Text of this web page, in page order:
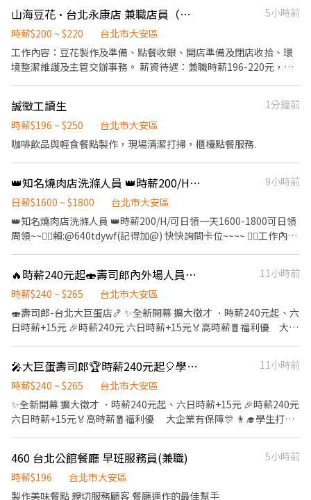
山海豆花·台北永康店 兼職店員（長期）
5小時前
時薪$200 ~ $220
台北市大安區
工作內容：豆花製作及準備、點餐收銀、開店準備及閉店收拾、環
境整潔維護及主管交辦事務。 薪資待遇：兼職時薪196-220元，可
• • • 「山海豆花」來自台東，發掘一位來自日本人童年記憶的味
道，承襲寄せ豆腐職人精神研製，以純水、國產黃豆與天然鹽滷，
匯集一碗山海自然純粹的山海豆花！ Facebook：
花、甜品的朋友，歡迎加入我們！ 【山海豆花 • 營業據點】 ■ 台
北永康街 / 台北市永康街63號 ■ 台中審計新村 / 台中市民生路368
Decoration kitchen / 平日11:00-15:00、17:00-23:00土日祝
11:00-23:00 / 東京都渋谷区代々木2-2-1 小田急ホテル センチュリ
ーサザンタワー 19階
誠徵工讀生
1分鐘前
時薪$196 ~ $250
台北市大安區
咖啡飲品與輕食餐點製作，現場清潔打掃，櫃檯點餐服務.
👑知名燒肉店洗滌人員 👑時薪200/H/可日領一天1600-1800可日領周領~~✌🏻賴:@640tdywf(記得加@) 快快詢問卡位~~~~
9小時前
日薪$1600 ~ $1800
台北市大安區
👑知名燒肉店洗滌人員 👑時薪200/H/可日領一天1600-1800可日領
周領~~✌🏻賴:@640tdywf(記得加@) 快快詢問卡位~~~~ ✍🏼工作內容:
或1800) ✍🏼2.穩定排班(班很多，最好不放假) ✍🏼3.免費供餐 ✍🏼4.六
日需配合排班(一定要) ✍🏼5.有機器輔助 ✍🏼6.不需要體檢 ✍🏼7.沒有裝
備費(廠商全額提供) ✍🏼履歷填寫線上履歷，安排面試，可立即上班
或隔天上班 賴:@640tdywf(記得加@) 快快詢問卡位~~~~ ⚡⚡應徵任
🔥時薪240元起🍣壽司郎內外場人員🎊彈性排班💰無經驗也可👨‍🎓學生打工🏆二度就業假日
11小時前
時薪$240 ~ $265
台北市大安區
🍣壽司郎-台北大巨蛋店🍤 ✨️全新開幕 擴大徵才 ．時薪240元起、六
日時薪+15元 🎉時薪240元 六日時薪+15元🏅高時薪🧧福利優 大企
鐘抵達店鋪🚶‍♂️ ⭕招募條件 ✅️良好職前教育訓練，無經驗者也可以加
入！！！ ✅️歡迎開學打工、假日兼職、二度就業、外籍學生、實習
簽約。 ✅️彈性排班：08:30~23:30(請於面試時與主管確認班表) ✅️不
管是平日早班、週末假日班、放學後打烊班皆有職缺，歡迎直接投
理→餐點製作→提供餐點→餐具清洗→環境整理維護......等。 ✨️在職
教育訓練完善，無經驗者也OK✨️ ⭕獎金福利 ▪生日禮券！ ▪員工
用餐優惠！ ▪不定期活動競賽獎金！ ▪一年4次考核及調薪！！！
🎤大巨蛋壽司郎🏆時薪240元起🎈學生打工🎉彈性排班🏅假日兼職🎊歡迎無經驗者
11小時前
時薪$240 ~ $265
台北市大安區
✨️全新開幕 擴大徵才 ．時薪240元起、六日時薪+15元 🎉時薪240元
六日時薪+15元🏅高時薪🧧福利優 大企業有保障🎊 👨‍🎓學生打工
入！！！ ✅️歡迎開學打工、假日兼職、二度就業、外籍學生、實習
簽約。 ✅️彈性排班：08:30~23:30(請於面試時與主管確認班表) ✅️不
管是平日早班、週末假日班、放學後打烊班皆有職缺，歡迎直接投
460 台北公館餐廳 早班服務員(兼職)
5小時前
時薪$196
台北市大安區
製作美味餐點 親切服務顧客 餐廳運作的最佳幫手